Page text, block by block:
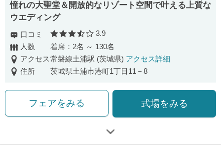
憧れの大聖堂＆開放的なリゾート空間で叶える上質な
ウエディング
口コミ 口コミ評価
3.9
人数
着席：2名 ～ 130名
アクセス常磐線土浦駅 (茨城県) アクセス詳細
住所
茨城県土浦市港町1丁目11－8
フェアをみる 式場をみる